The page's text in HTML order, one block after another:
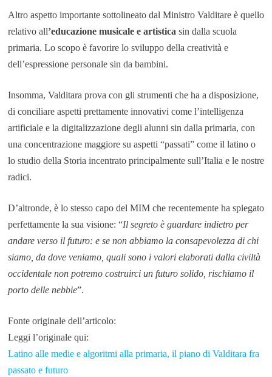
Altro aspetto importante sottolineato dal Ministro Valditare è quello
relativo all’educazione musicale e artistica sin dalla scuola
primaria. Lo scopo è favorire lo sviluppo della creatività e
dell’espressione personale sin da bambini.
Insomma, Valditara prova con gli strumenti che ha a disposizione,
di conciliare aspetti prettamente innovativi come l’intelligenza
artificiale e la digitalizzazione degli alunni sin dalla primaria, con
una concentrazione maggiore su aspetti “passati” come il latino o
lo studio della Storia incentrato principalmente sull’Italia e le nostre
radici.
D’altronde, è lo stesso capo del MIM che recentemente ha spiegato
perfettamente la sua visione: “Il segreto è guardare indietro per
andare verso il futuro: e se non abbiamo la consapevolezza di chi
siamo, da dove veniamo, quali sono i valori elaborati dalla civiltà
occidentale non potremo costruirci un futuro solido, rischiamo il
porto delle nebbie”.
Fonte originale dell’articolo:
Leggi l’originale qui:
Latino alle medie e algoritmi alla primaria, il piano di Valditara fra
passato e futuro